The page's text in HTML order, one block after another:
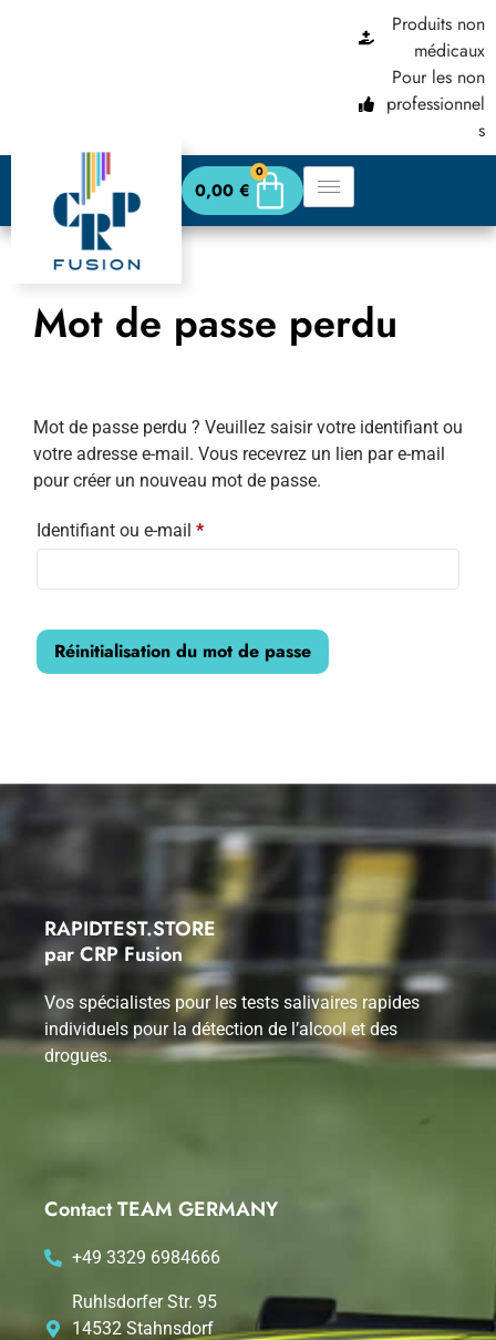
Produits non
médicaux
Pour les non
professionnel
s
0,00€
0
Mot de passe perdu
Mot de passe perdu ? Veuillez saisir votre identifiant ou
votre adresse e-mail. Vous recevrez un lien par e-mail
pour créer un nouveau mot de passe.
Identifiant ou e-mail *
Réinitialisation du mot de passe
RAPIDTEST.STORE
par CRP Fusion
Vos spécialistes pour les tests salivaires rapides
individuels pour la détection de l’alcool et des
drogues.
Contact TEAM GERMANY
+49 3329 6984666
Ruhlsdorfer Str. 95
14532 Stahnsdorf